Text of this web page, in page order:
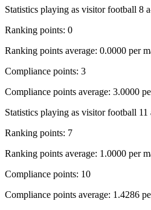
Statistics playing as visitor football 8
Ranking points: 0
Ranking points average: 0.0000 per
Compliance points: 3
Compliance points average: 3.0000
Statistics playing as visitor football 11
Ranking points: 7
Ranking points average: 1.0000 per
Compliance points: 10
Compliance points average: 1.4286